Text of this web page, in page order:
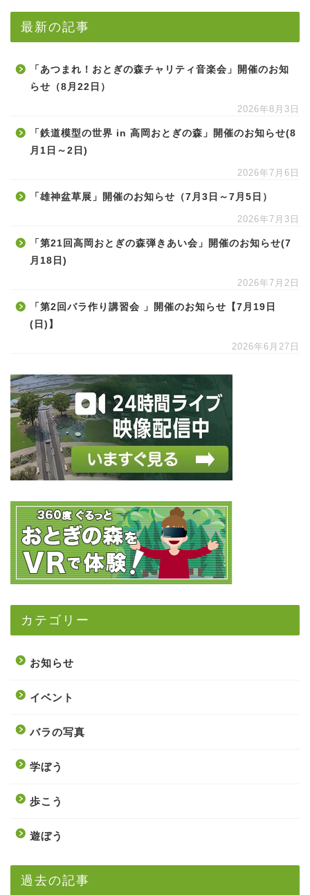
最新の記事
「あつまれ！おとぎの森チャリティ音楽会」開催のお知
らせ（8月22日）
2026年8月3日
「鉄道模型の世界 in 高岡おとぎの森」開催のお知らせ(8
月1日～2日)
2026年7月6日
「雄神盆草展」開催のお知らせ（7月3日～7月5日）
2026年7月3日
「第21回高岡おとぎの森弾きあい会」開催のお知らせ(7
月18日)
2026年7月2日
「第2回バラ作り講習会 」開催のお知らせ【7月19日
(日)】
2026年6月27日
カテゴリー
お知らせ
イベント
バラの写真
学ぼう
歩こう
遊ぼう
過去の記事